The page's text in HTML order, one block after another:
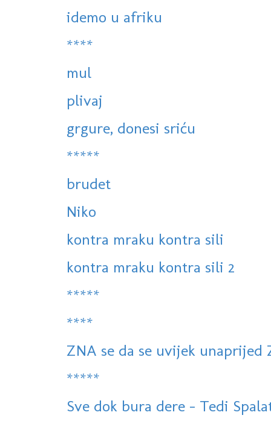
idemo u afriku
****
mul
plivaj
grgure, donesi sriću
*****
brudet
Niko
kontra mraku kontra sili
kontra mraku kontra sili 2
*****
****
ZNA se da se uvijek unaprijed
*****
Sve dok bura dere - Tedi